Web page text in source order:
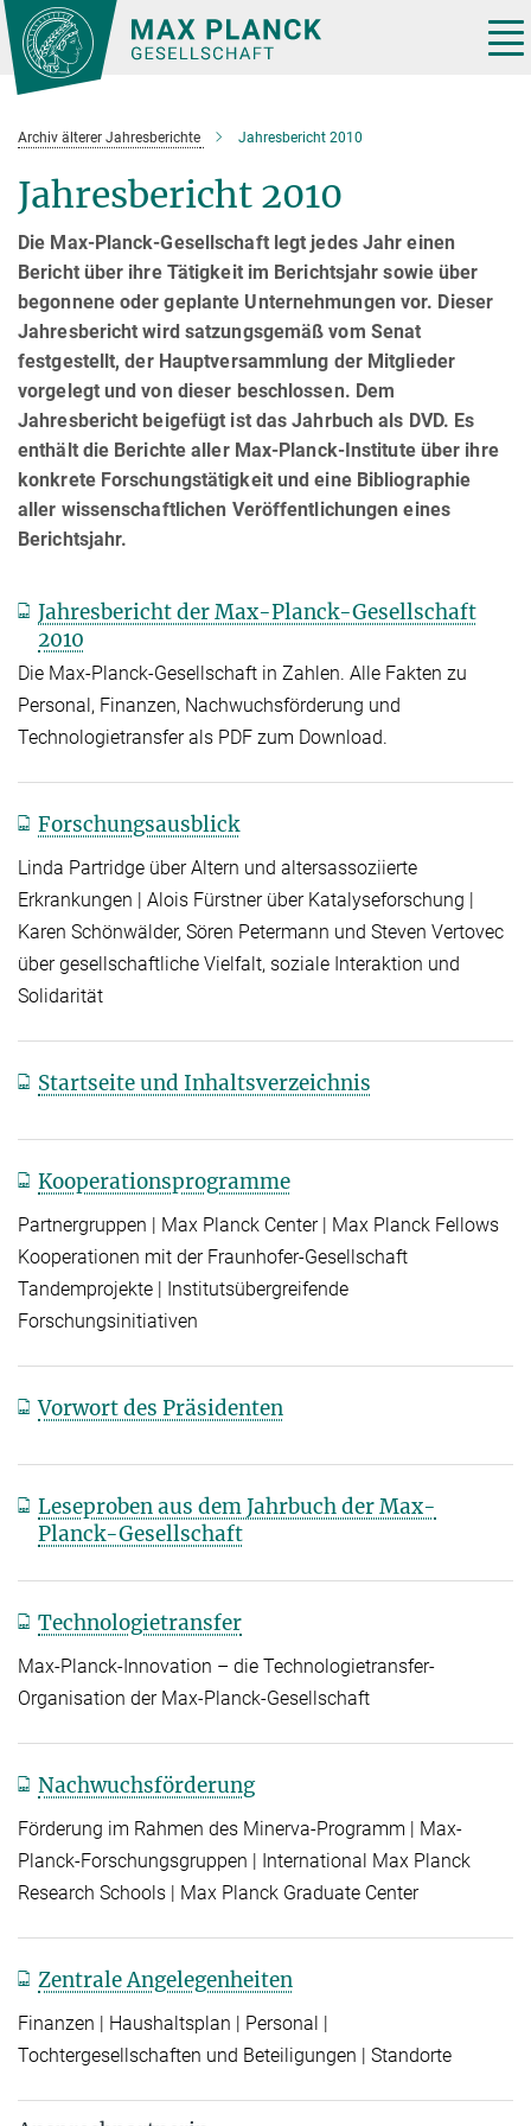
Hauptinhalt
Archiv älterer Jahresberichte Jahresbericht 2010
Jahresbericht 2010
Die Max-Planck-Gesellschaft legt jedes Jahr einen
Bericht über ihre Tätigkeit im Berichtsjahr sowie über
begonnene oder geplante Unternehmungen vor. Dieser
Jahresbericht wird satzungsgemäß vom Senat
festgestellt, der Hauptversammlung der Mitglieder
vorgelegt und von dieser beschlossen. Dem
Jahresbericht beigefügt ist das Jahrbuch als DVD. Es
enthält die Berichte aller Max-Planck-Institute über ihre
konkrete Forschungstätigkeit und eine Bibliographie
aller wissenschaftlichen Veröffentlichungen eines
Berichtsjahr.
Jahresbericht der Max-Planck-Gesellschaft
2010
Die Max-Planck-Gesellschaft in Zahlen. Alle Fakten zu
Personal, Finanzen, Nachwuchsförderung und
Technologietransfer als PDF zum Download.
Forschungsausblick
Linda Partridge über Altern und altersassoziierte
Erkrankungen | Alois Fürstner über Katalyseforschung |
Karen Schönwälder, Sören Petermann und Steven Vertovec
über gesellschaftliche Vielfalt, soziale Interaktion und
Solidarität
Startseite und Inhaltsverzeichnis
Kooperationsprogramme
Partnergruppen | Max Planck Center | Max Planck Fellows
Kooperationen mit der Fraunhofer-Gesellschaft
Tandemprojekte | Institutsübergreifende
Forschungsinitiativen
Vorwort des Präsidenten
Leseproben aus dem Jahrbuch der Max-
Planck-Gesellschaft
Technologietransfer
Max-Planck-Innovation – die Technologietransfer-
Organisation der Max-Planck-Gesellschaft
Nachwuchsförderung
Förderung im Rahmen des Minerva-Programm | Max-
Planck-Forschungsgruppen | International Max Planck
Research Schools | Max Planck Graduate Center
Zentrale Angelegenheiten
Finanzen | Haushaltsplan | Personal |
Tochtergesellschaften und Beteiligungen | Standorte